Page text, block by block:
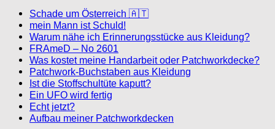
Schade um Österreich 🇦🇹
mein Mann ist Schuld!
Warum nähe ich Erinnerungsstücke aus Kleidung?
FRAmeD – No 2601
Was kostet meine Handarbeit oder Patchworkdecke?
Patchwork-Buchstaben aus Kleidung
Ist die Stoffschultüte kaputt?
Ein UFO wird fertig
Echt jetzt?
Aufbau meiner Patchworkdecken